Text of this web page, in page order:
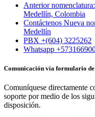
Anterior
Medellín, Colombia
Contáctenos Nueva
Medellín
PBX +(604) 3225262
Whatsapp
Comunicación vía formulario de
Comuníquese directamente
soporte por medio de los
disposición.